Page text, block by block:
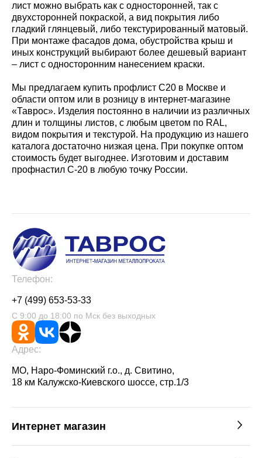
лист можно выбрать как с односторонней, так с
двухсторонней покраской, а вид покрытия либо
гладкий глянцевый, либо текстурированный матовый.
При монтаже фасадов дома, обустройства крыш и
иных конструкций выбирают более дешевый вариант
– лист с односторонним нанесением краски.
Мы предлагаем купить профлист С20 в Москве и
области оптом или в розницу в интернет-магазине
«Таврос». Изделия постоянно в наличии из различных
длин и толщины листов, с любым цветом по RAL,
видом покрытия и текстурой. На продукцию из нашего
каталога достаточно низкая цена. При покупке оптом
стоимость будет выгоднее. Изготовим и доставим
профнастил С-20 в любую точку России.
Телефон:
+7 (499) 653-53-33
С 9:00 до 18:00 по Мск без выходных
Адрес:
МО, Наро-Фоминский г.о., д. Свитино,
18 км Калужско-Киевского шоссе, стр.1/3
Интернет магазин